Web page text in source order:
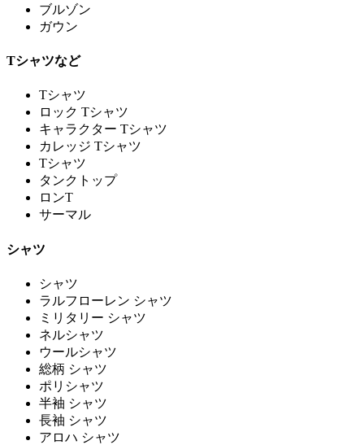
ブルゾン
ガウン
Tシャツなど
Tシャツ
ロック Tシャツ
キャラクター Tシャツ
カレッジ Tシャツ
Tシャツ
タンクトップ
ロンT
サーマル
シャツ
シャツ
ラルフローレン シャツ
ミリタリー シャツ
ネルシャツ
ウールシャツ
総柄 シャツ
ポリシャツ
半袖 シャツ
長袖 シャツ
アロハ シャツ